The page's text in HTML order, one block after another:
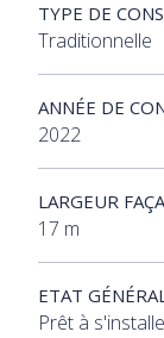
TYPE DE
Traditionnelle
ANNÉE DE
2022
LARGEUR
17 m
ETAT
Prêt à